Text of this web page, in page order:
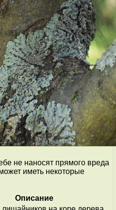
не наносят прямого вреда
иметь некоторые
Описание